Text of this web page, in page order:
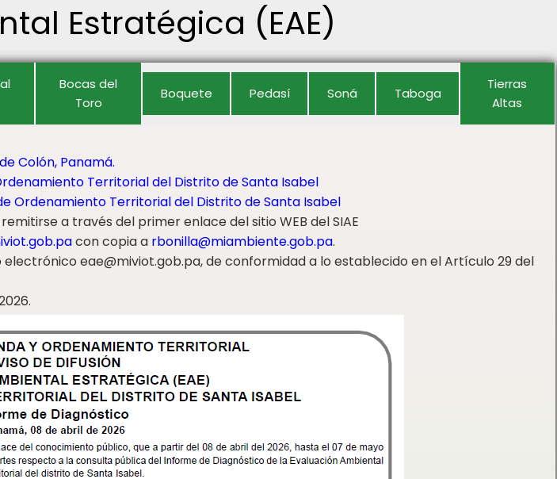
Estratégica (EAE)
Bocas del
Toro
Boquete Pedasí Soná Taboga
Tierras
Altas
Colón, Panamá.
Territorial del Distrito de Santa Isabel
Ordenamiento Territorial del Distrito de Santa Isabel
a través del primer enlace del sitio WEB del SIAE
con copia a rbonilla@miambiente.gob.pa.
eae@miviot.gob.pa, de conformidad a lo establecido en el Artículo 29 del